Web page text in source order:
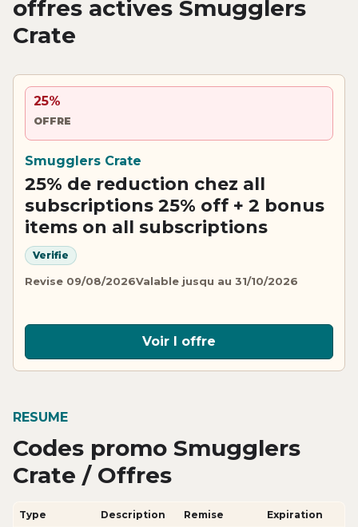
offres actives Smugglers
Crate
25%
OFFRE
Smugglers Crate
25% de reduction chez all
subscriptions 25% off + 2 bonus
items on all subscriptions
Verifie
Revise 09/08/2026Valable jusqu au 31/10/2026
Voir l offre
RESUME
Codes promo Smugglers
Crate / Offres
Type Description Remise Expiration